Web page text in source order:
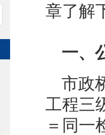
章了解
一、
市政
工程三
＝同一